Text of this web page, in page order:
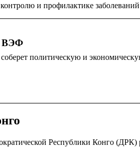
и профилактике заболеваний
ВЭФ
политическую и
Республики Конго (ДРК)